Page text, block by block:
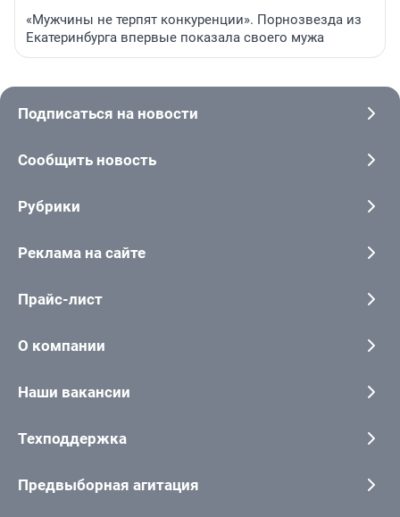
«Мужчины не терпят конкуренции». Порнозвезда из
Екатеринбурга впервые показала своего мужа
Подписаться на новости
Сообщить новость
Рубрики
Реклама на сайте
Прайс-лист
О компании
Наши вакансии
Техподдержка
Предвыборная агитация